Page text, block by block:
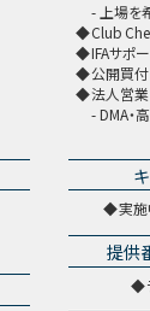
上場を
Club
IFAサポ
公開買付
法人営業
DMA・
実施
提供